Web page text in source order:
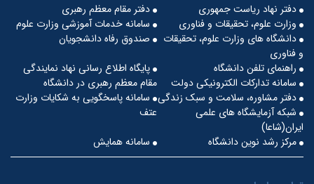
دفتر مقام معظم رهبری
دفتر نهاد ریاست جمهوری
سامانه خدمات آموزشی وزارت علوم
وزارت علوم، تحقیقات و فناوری
صندوق رفاه دانشجویان
دانشگاه های وزارت علوم، تحقیقات
و فناوری
پایگاه اطلاع رسانی نهاد نمایندگی
مقام معظم رهبری در دانشگاه
راهنمای تلفن دانشگاه
سامانه تدارکات الکترونیکی دولت
سامانه پاسخگویی به شکایات وزارت
عتف
دفتر مشاوره، سلامت و سبک زندگی
شبکه آزمایشگاه های علمی
ایران(شاعا)
سامانه همایش
مرکز رشد نوین دانشگاه